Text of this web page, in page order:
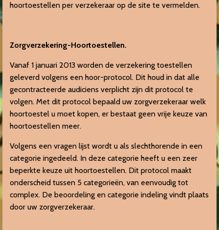
hoortoestellen per verzekeraar op de site te vermelden.
Zorgverzekering-Hoortoestellen.
Vanaf 1 januari 2013 worden de verzekering toestellen
geleverd volgens een hoor-protocol. Dit houd in dat alle
gecontracteerde audiciens verplicht zijn dit protocol te
volgen. Met dit protocol bepaald uw zorgverzekeraar welk
hoortoestel u moet kopen, er bestaat geen vrije keuze van
hoortoestellen meer.
Volgens een vragen lijst wordt u als slechthorende in een
categorie ingedeeld. In deze categorie heeft u een zeer
beperkte keuze uit hoortoestellen. Dit protocol maakt
onderscheid tussen 5 categorieën, van eenvoudig tot
complex. De beoordeling en categorie indeling vindt plaats
door uw zorgverzekeraar.